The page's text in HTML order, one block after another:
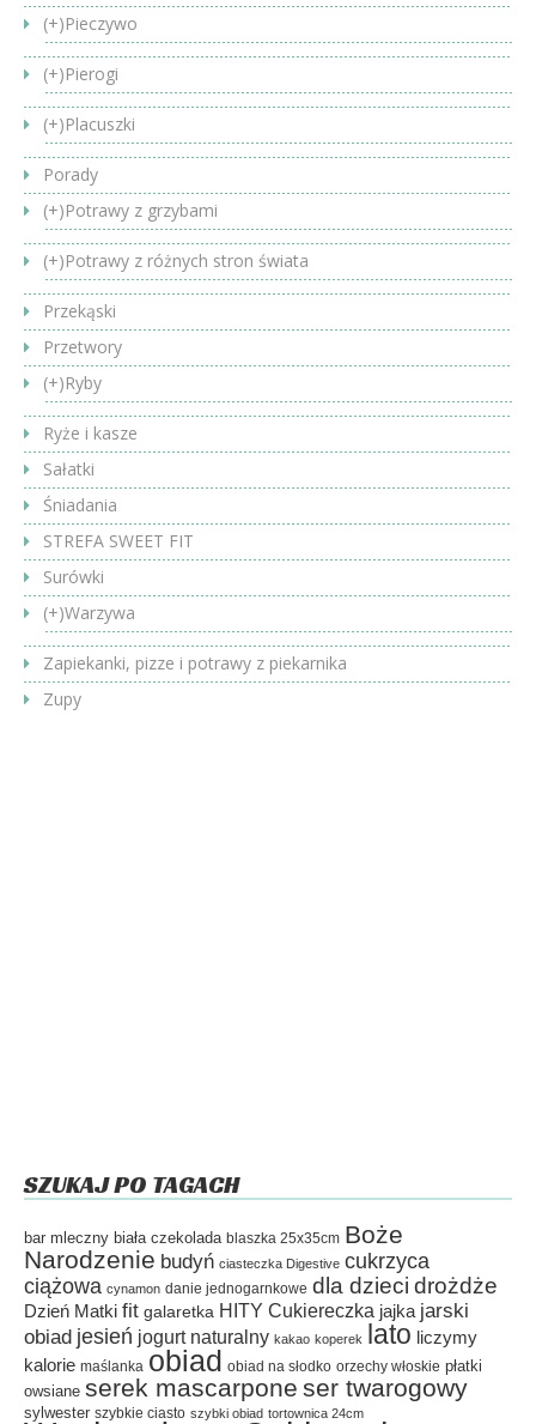
(+)Pieczywo
(+)Pierogi
(+)Placuszki
Porady
(+)Potrawy z grzybami
(+)Potrawy z różnych stron świata
Przekąski
Przetwory
(+)Ryby
Ryże i kasze
Sałatki
Śniadania
STREFA SWEET FIT
Surówki
(+)Warzywa
Zapiekanki, pizze i potrawy z piekarnika
Zupy
SZUKAJ PO TAGACH
bar mleczny biała czekolada blaszka 25x35cm Boże
Narodzenie budyń ciasteczka Digestive cukrzyca
ciążowa cynamon danie jednogarnkowe dla dzieci drożdże
Dzień Matki fit galaretka HITY Cukiereczka jajka jarski
obiad jesień jogurt naturalny kakao koperek lato liczymy
kalorie maślanka obiad obiad na słodko orzechy włoskie płatki
owsiane serek mascarpone ser twarogowy
sylwester szybkie ciasto szybki obiad tortownica 24cm